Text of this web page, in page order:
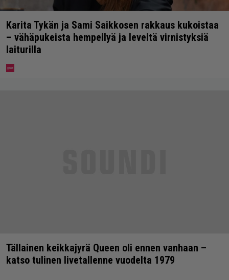
Karita Tykän ja Sami Saikkosen rakkaus kukoistaa
– vähäpukeista hempeilyä ja leveitä virnistyksiä
laiturilla
Tällainen keikkajyrä Queen oli ennen vanhaan –
katso tulinen livetallenne vuodelta 1979